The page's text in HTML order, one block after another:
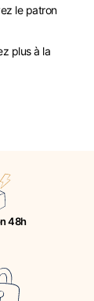
le patron
plus à la
48h